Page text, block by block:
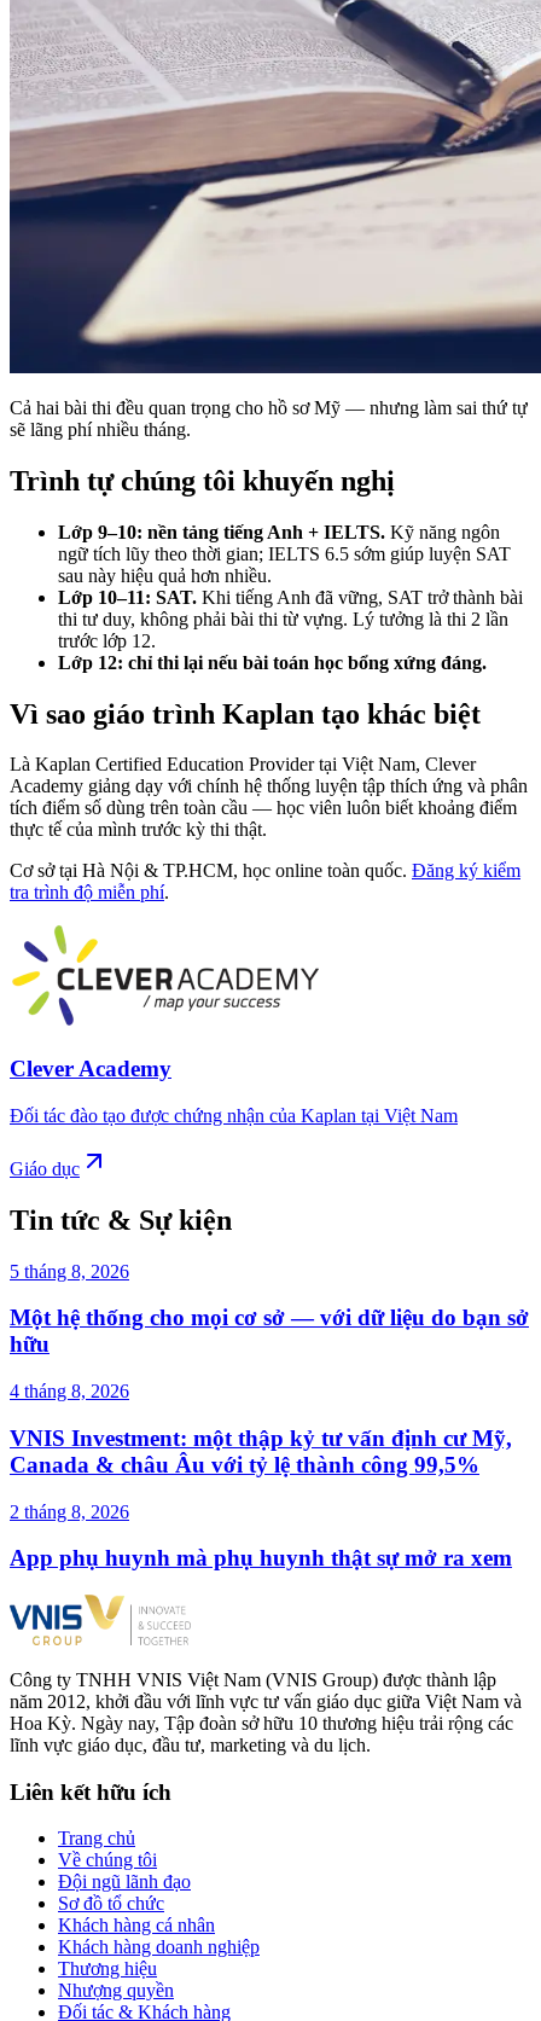
Cả hai bài thi đều quan trọng cho hồ sơ Mỹ — nhưng làm sai thứ tự
sẽ lãng phí nhiều tháng.
Trình tự chúng tôi khuyến nghị
Lớp 9–10: nền tảng tiếng Anh + IELTS. Kỹ năng ngôn
ngữ tích lũy theo thời gian; IELTS 6.5 sớm giúp luyện SAT
sau này hiệu quả hơn nhiều.
Lớp 10–11: SAT. Khi tiếng Anh đã vững, SAT trở thành bài
thi tư duy, không phải bài thi từ vựng. Lý tưởng là thi 2 lần
trước lớp 12.
Lớp 12: chỉ thi lại nếu bài toán học bổng xứng đáng.
Vì sao giáo trình Kaplan tạo khác biệt
Là Kaplan Certified Education Provider tại Việt Nam, Clever
Academy giảng dạy với chính hệ thống luyện tập thích ứng và phân
tích điểm số dùng trên toàn cầu — học viên luôn biết khoảng điểm
thực tế của mình trước kỳ thi thật.
Cơ sở tại Hà Nội & TP.HCM, học online toàn quốc. Đăng ký kiểm
tra trình độ miễn phí.
Clever Academy
Đối tác đào tạo được chứng nhận của Kaplan tại Việt Nam
Giáo dục
Tin tức & Sự kiện
5 tháng 8, 2026
Một hệ thống cho mọi cơ sở — với dữ liệu do bạn sở
hữu
4 tháng 8, 2026
VNIS Investment: một thập kỷ tư vấn định cư Mỹ,
Canada & châu Âu với tỷ lệ thành công 99,5%
2 tháng 8, 2026
App phụ huynh mà phụ huynh thật sự mở ra xem
Công ty TNHH VNIS Việt Nam (VNIS Group) được thành lập
năm 2012, khởi đầu với lĩnh vực tư vấn giáo dục giữa Việt Nam và
Hoa Kỳ. Ngày nay, Tập đoàn sở hữu 10 thương hiệu trải rộng các
lĩnh vực giáo dục, đầu tư, marketing và du lịch.
Liên kết hữu ích
Trang chủ
Về chúng tôi
Đội ngũ lãnh đạo
Sơ đồ tổ chức
Khách hàng cá nhân
Khách hàng doanh nghiệp
Thương hiệu
Nhượng quyền
Đối tác & Khách hàng